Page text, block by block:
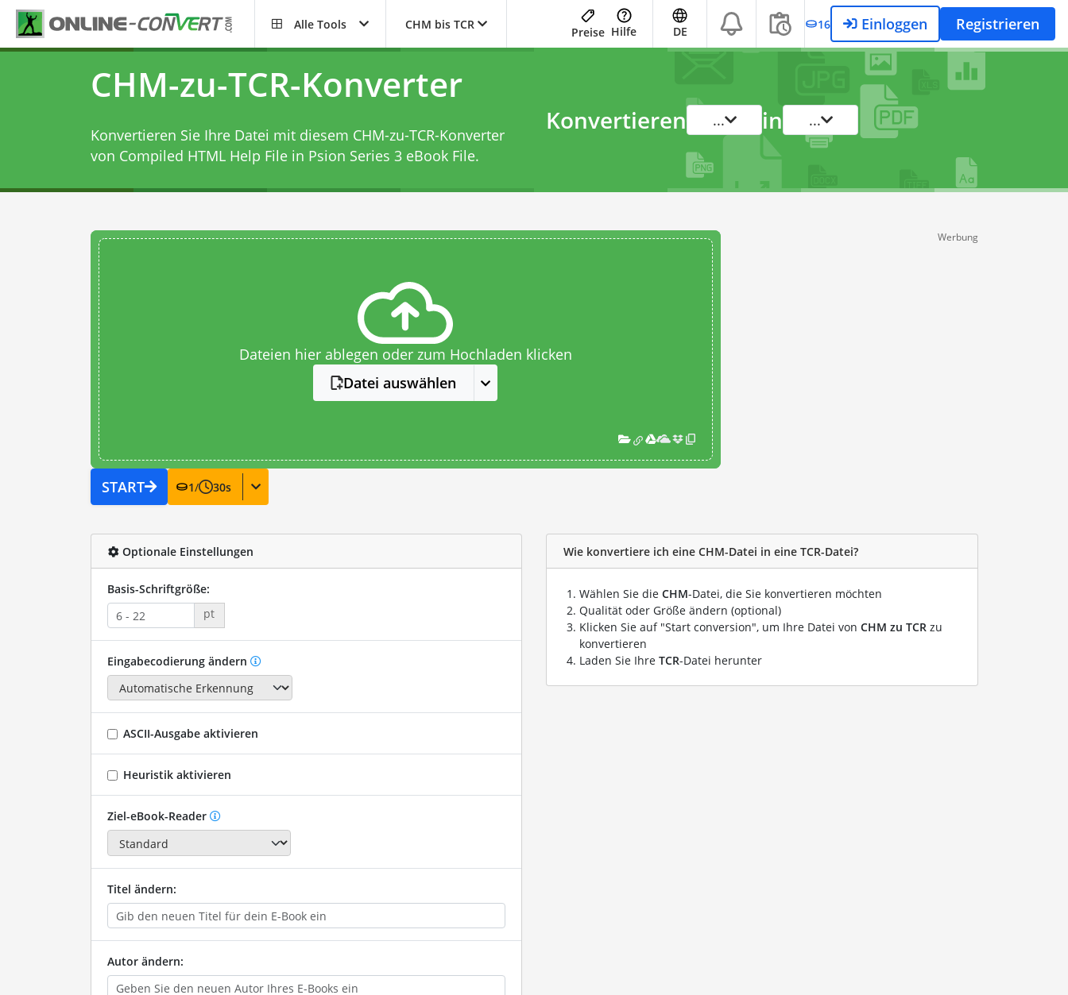
Alle Tools CHM bis TCR
Preise Hilfe DE 16 Einloggen Registrieren
CHM-zu-TCR-Konverter
Konvertieren Sie Ihre Datei mit diesem CHM-zu-TCR-Konverter
von Compiled HTML Help File in Psion Series 3 eBook File.
Konvertieren ... in ...
Dateien hier ablegen oder zum Hochladen klicken
Datei auswählen
START 1/ 30s
Werbung
Optionale Einstellungen
Basis-Schriftgröße:
pt
Eingabecodierung ändern
ASCII-Ausgabe aktivieren
Heuristik aktivieren
Ziel-eBook-Reader
Titel ändern:
Autor ändern:
Wie konvertiere ich eine CHM-Datei in eine TCR-Datei?
Wählen Sie die CHM-Datei, die Sie konvertieren möchten
Qualität oder Größe ändern (optional)
Klicken Sie auf "Start conversion", um Ihre Datei von CHM zu TCR zu
konvertieren
Laden Sie Ihre TCR-Datei herunter